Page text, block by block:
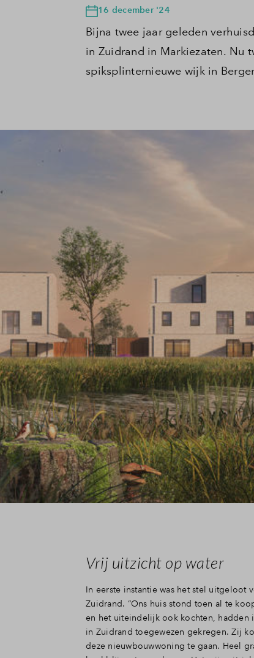
16 december '24
Bijna twee jaar geleden
in Zuidrand in Markiezaten. Nu
spiksplinternieuwe wijk in
Vrij uitzicht op water
In eerste instantie was het stel uitgeloot
Zuidrand. “Ons huis stond toen al te
en het uiteindelijk ook kochten, hadden
in Zuidrand toegewezen gekregen. Zij
deze nieuwbouwwoning te gaan. Heel